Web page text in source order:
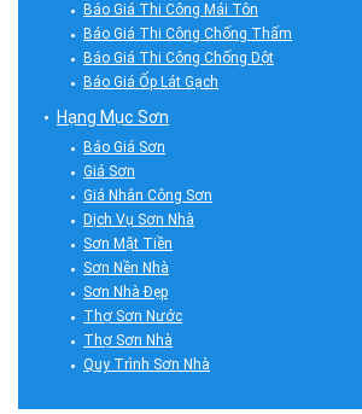
Báo Giá Thi Công Mái Tôn
Báo Giá Thi Công Chống Thấm
Báo Giá Thi Công Chống Dột
Báo Giá Ốp Lát Gạch
Hạng Mục Sơn
Báo Giá Sơn
Giá Sơn
Giá Nhân Công Sơn
Dịch Vụ Sơn Nhà
Sơn Mặt Tiền
Sơn Nền Nhà
Sơn Nhà Đẹp
Thợ Sơn Nước
Thợ Sơn Nhà
Quy Trình Sơn Nhà